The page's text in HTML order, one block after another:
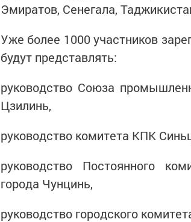
Эмиратов, Сенегала,
Уже более 1000 участников
будут представлять:
руководство Союза
Цзилинь,
руководство комитета КПК
руководство Постоянного
города Чунцинь,
руководство городского